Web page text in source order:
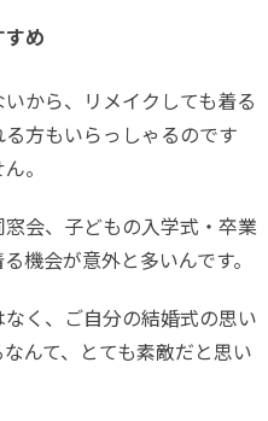
すめ
いから、リメイクしても着る
方もいらっしゃるのです
。
会、子どもの入学式・卒業
機会が意外と多いんです。
く、ご自分の結婚式の思い
んて、とても素敵だと思い